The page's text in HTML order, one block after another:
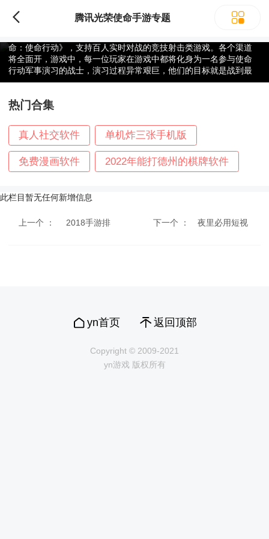
腾讯光荣使命手游专题
腾讯光荣使命手游专题 2018-05-15
命：使命行动》，支持百人实时对战的竞技射击类游戏。各个渠道
将全面开，游戏中，每一位玩家在游戏中都将化身为一名参与使命
行动军事演习的战士，演习过程异常艰巨，他们的目标就是战到最
后，为自己的国家争取无上的荣光。
热门合集
真人社交软件 单机炸三张手机版
免费漫画软件 2022年能打德州的棋牌软件
此栏目暂无任何新增信息
上一个 ： 2018手游排 下一个 ： 夜里必用短视
yn首页 返回顶部
Copyright © 2009-2021
yn游戏 版权所有